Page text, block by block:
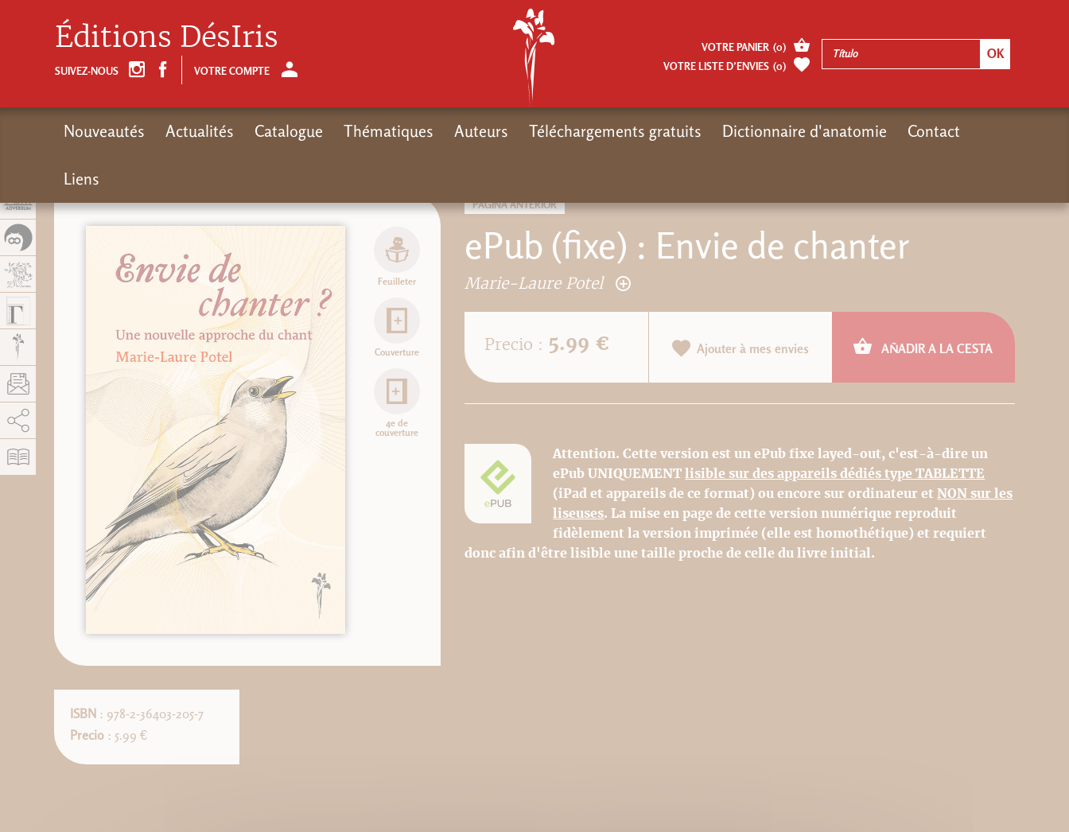
PÁGINA ANTERIOR
ePub (fixe) : Envie de chanter
Marie-Laure Potel
Feuilleter
Couverture
4e de
couverture
ISBN : 978-2-36403-205-7
Precio: 5.99 €
Precio : 5.99 € Ajouter à mes envies AÑADIR A LA CESTA
Attention. Cette version est un ePub fixe layed-out, c'est-à-dire un
ePub UNIQUEMENTlisible sur des appareils dédiés type TABLETTE
(iPad et appareils de ce format) ou encore sur ordinateur etNON sur les
liseuses. La mise en page de cette version numérique reproduit
fidèlement la version imprimée (elle est homothétique) et requiert
donc afin d'être lisible une taille proche de celle du livre initial.
Éditions DésIris
SUIVEZ-NOUS VOTRE COMPTE
VOTRE PANIER (0)
VOTRE LISTE D’ENVIES (0)
Nouveautés Actualités Catalogue Thématiques Auteurs Téléchargements gratuits Dictionnaire d'anatomie Contact
Liens
AddThis está deshabilitado. Permitir